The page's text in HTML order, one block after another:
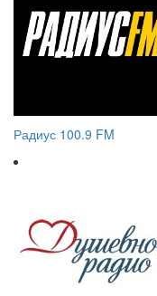
Радиус 100.9 FM